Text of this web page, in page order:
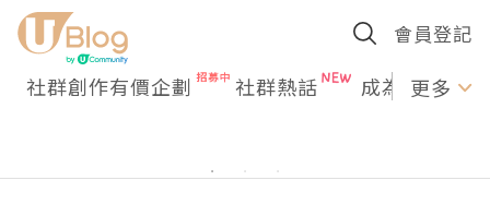
會員登記
社群創作有價企劃 社群熱話 成為U更多